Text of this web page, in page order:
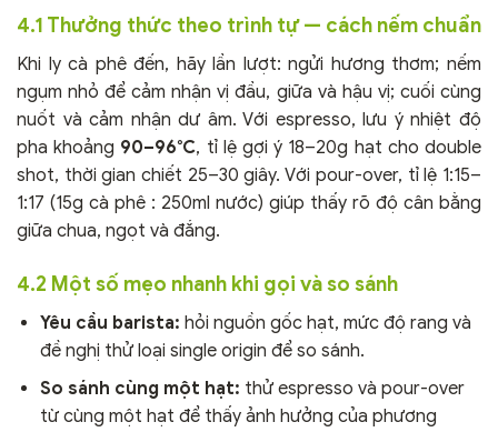
4.1 Thưởng thức theo trình tự — cách nếm chuẩn
Khi ly cà phê đến, hãy lần lượt: ngửi hương thơm; nếm
ngụm nhỏ để cảm nhận vị đầu, giữa và hậu vị; cuối cùng
nuốt và cảm nhận dư âm. Với espresso, lưu ý nhiệt độ
pha khoảng 90–96°C, tỉ lệ gợi ý 18–20g hạt cho double
shot, thời gian chiết 25–30 giây. Với pour-over, tỉ lệ 1:15–
1:17 (15g cà phê : 250ml nước) giúp thấy rõ độ cân bằng
giữa chua, ngọt và đắng.
4.2 Một số mẹo nhanh khi gọi và so sánh
Yêu cầu barista: hỏi nguồn gốc hạt, mức độ rang và
đề nghị thử loại single origin để so sánh.
So sánh cùng một hạt: thử espresso và pour-over
từ cùng một hạt để thấy ảnh hưởng của phương